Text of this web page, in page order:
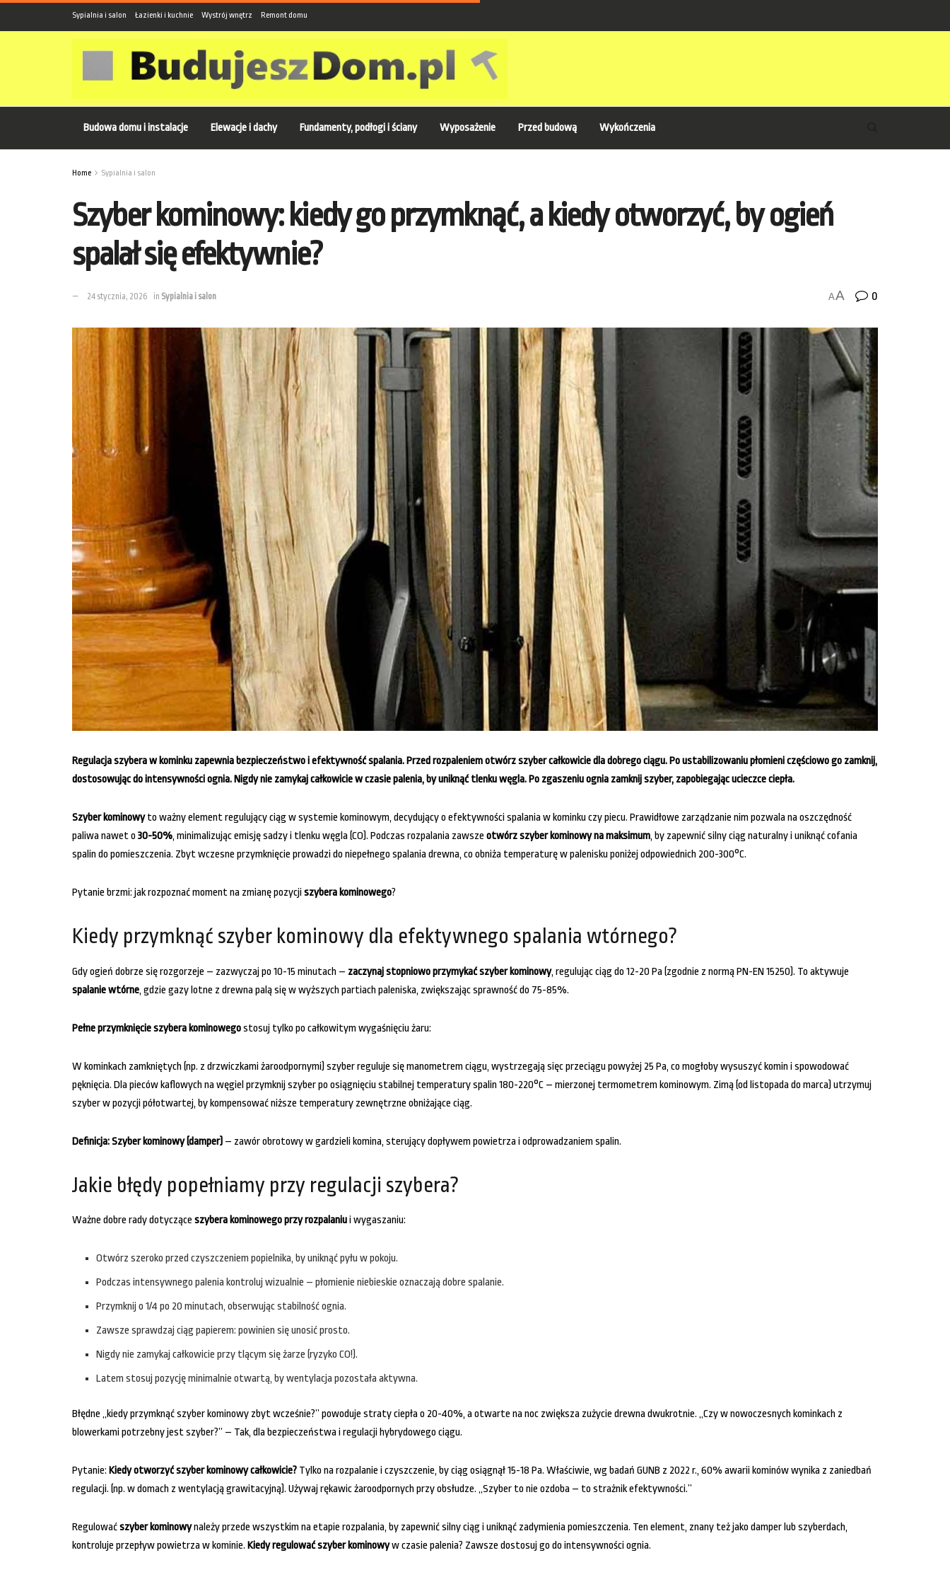
Sypialnia i salon Łazienki i kuchnie Wystrój wnętrz Remont domu
Budowa domu i instalacje Elewacje i dachy Fundamenty, podłogi i ściany Wyposażenie Przed budową Wykończenia
Home Sypialnia i salon
Szyber kominowy: kiedy go przymknąć, a kiedy otworzyć, by ogień
spalał się efektywnie?
24 stycznia, 2026 in Sypialnia i salon AA 0
Regulacja szybera w kominku zapewnia bezpieczeństwo i efektywność spalania. Przed rozpaleniem otwórz szyber całkowicie dla dobrego ciągu. Po ustabilizowaniu płomieni częściowo go zamknij,
dostosowując do intensywności ognia. Nigdy nie zamykaj całkowicie w czasie palenia, by uniknąć tlenku węgla. Po zgaszeniu ognia zamknij szyber, zapobiegając ucieczce ciepła.
Szyber kominowyto ważny element regulujący ciąg w systemie kominowym, decydujący o efektywności spalania w kominku czy piecu. Prawidłowe zarządzanie nim pozwala na oszczędność
paliwa nawet o 30-50%, minimalizując emisję sadzy i tlenku węgla (CO). Podczas rozpalania zawsze otwórz szyber kominowy na maksimum, by zapewnić silny ciąg naturalny i uniknąć cofania
spalin do pomieszczenia. Zbyt wczesne przymknięcie prowadzi do niepełnego spalania drewna, co obniża temperaturę w palenisku poniżej odpowiednich 200-300°C.
Pytanie brzmi: jak rozpoznać moment na zmianę pozycjiszybera kominowego?
Kiedy przymknąć szyber kominowy dla efektywnego spalania wtórnego?
Gdy ogień dobrze się rozgorzeje – zazwyczaj po 10-15 minutach – zaczynaj stopniowo przymykać szyber kominowy, regulując ciąg do 12-20 Pa (zgodnie z normą PN-EN 15250). To aktywuje
spalanie wtórne, gdzie gazy lotne z drewna palą się w wyższych partiach paleniska, zwiększając sprawność do 75-85%.
Pełne przymknięcie szybera kominowegostosuj tylko po całkowitym wygaśnięciu żaru:
W kominkach zamkniętych (np. z drzwiczkami żaroodpornymi) szyber reguluje się manometrem ciągu, wystrzegają sięc przeciągu powyżej 25 Pa, co mogłoby wysuszyć komin i spowodować
pęknięcia. Dla pieców kaflowych na węgiel przymknij szyber po osiągnięciu stabilnej temperatury spalin 180-220°C – mierzonej termometrem kominowym. Zimą (od listopada do marca) utrzymuj
szyber w pozycji półotwartej, by kompensować niższe temperatury zewnętrzne obniżające ciąg.
Definicja: Szyber kominowy (damper) – zawór obrotowy w gardzieli komina, sterujący dopływem powietrza i odprowadzaniem spalin.
Jakie błędy popełniamy przy regulacji szybera?
Ważne dobre rady dotyczące szybera kominowego przy rozpalaniui wygaszaniu:
Otwórz szeroko przed czyszczeniem popielnika, by uniknąć pyłu w pokoju.
Podczas intensywnego palenia kontroluj wizualnie – płomienie niebieskie oznaczają dobre spalanie.
Przymknij o 1/4 po 20 minutach, obserwując stabilność ognia.
Zawsze sprawdzaj ciąg papierem: powinien się unosić prosto.
Nigdy nie zamykaj całkowicie przy tlącym się żarze (ryzyko CO!).
Latem stosuj pozycję minimalnie otwartą, by wentylacja pozostała aktywna.
Błędne „kiedy przymknąć szyber kominowy zbyt wcześnie?” powoduje straty ciepła o 20-40%, a otwarte na noc zwiększa zużycie drewna dwukrotnie. „Czy w nowoczesnych kominkach z
blowerkami potrzebny jest szyber?” – Tak, dla bezpieczeństwa i regulacji hybrydowego ciągu.
Pytanie: Kiedy otworzyć szyber kominowy całkowicie? Tylko na rozpalanie i czyszczenie, by ciąg osiągnął 15-18 Pa. Właściwie, wg badań GUNB z 2022 r., 60% awarii kominów wynika z zaniedbań
regulacji. (np. w domach z wentylacją grawitacyjną). Używaj rękawic żaroodpornych przy obsłudze. „Szyber to nie ozdoba – to strażnik efektywności.”
Regulowaćszyber kominowynależy przede wszystkim na etapie rozpalania, by zapewnić silny ciąg i uniknąć zadymienia pomieszczenia. Ten element, znany też jako damper lub szyberdach,
kontroluje przepływ powietrza w kominie. Kiedy regulować szyber kominowyw czasie palenia? Zawsze dostosuj go do intensywności ognia.